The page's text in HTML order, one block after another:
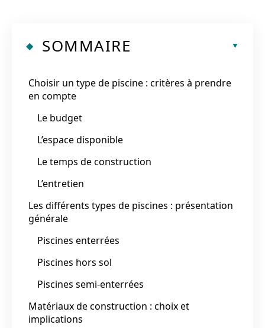
SOMMAIRE
Choisir un type de piscine : critères à prendre
en compte
Le budget
L’espace disponible
Le temps de construction
L’entretien
Les différents types de piscines : présentation
générale
Piscines enterrées
Piscines hors sol
Piscines semi-enterrées
Matériaux de construction : choix et
implications